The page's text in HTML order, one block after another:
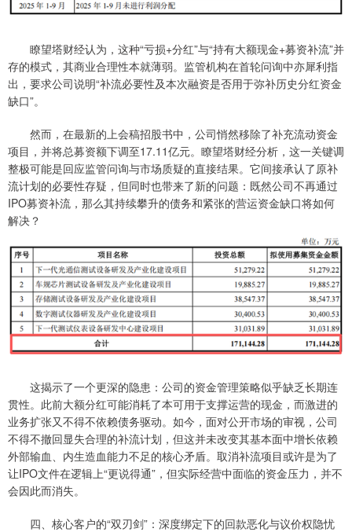
瞭望塔财经认为，这种“亏损+分红”与“持有大额现金+募资补流”并
存的模式，其商业合理性本就薄弱。监管机构在首轮问询中亦犀利指
出，要求公司说明“补流必要性及本次融资是否用于弥补历史分红资金
缺口”。
然而，在最新的上会稿招股书中，公司悄然移除了补充流动资金
项目，并将总募资额下调至17.11亿元。瞭望塔财经分析，这一关键调
整极可能是回应监管问询与市场质疑的直接结果。它间接承认了原补
流计划的必要性存疑，但同时也带来了新的问题：既然公司不再通过
IPO募资补流，那么其持续攀升的债务和紧张的营运资金缺口将如何
解决？
这揭示了一个更深的隐患：公司的资金管理策略似乎缺乏长期连
贯性。此前大额分红可能消耗了本可用于支撑运营的现金，而激进的
业务扩张又不得不依赖债务驱动。如今，面对公开市场的审视，公司
不得不撤回显失合理的补流计划，但这并未改变其基本面中增长依赖
外部输血、内生造血能力不足的核心矛盾。取消补流项目或许是为了
让IPO文件在逻辑上“更说得通”，但实际经营中面临的资金压力，并不
会因此而消失。
四、核心客户的“双刃剑”：深度绑定下的回款恶化与议价权隐忧